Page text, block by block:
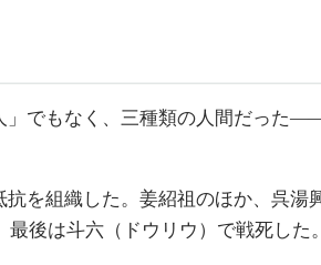
でもなく、三種類の人間だった
を組織した。姜紹祖のほか、呉湯
後は斗六（ドウリウ）で戦死した